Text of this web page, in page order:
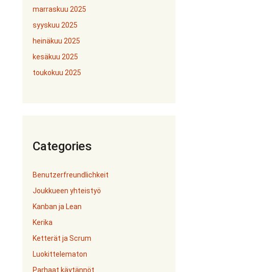
marraskuu 2025
syyskuu 2025
heinäkuu 2025
kesäkuu 2025
toukokuu 2025
Categories
Benutzerfreundlichkeit
Joukkueen yhteistyö
Kanban ja Lean
Kerika
Ketterät ja Scrum
Luokittelematon
Parhaat käytännöt